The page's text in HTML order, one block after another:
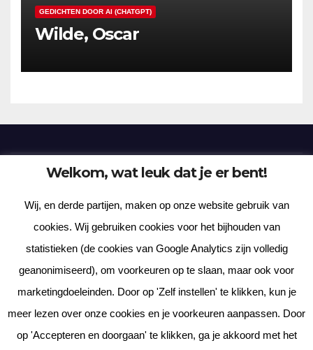
GEDICHTEN DOOR AI (CHATGPT)
Wilde, Oscar
Frenzy Plantation
Korte verhalen, kortere gedichten, lange gedachten
Met trots aangedreven door WordPress
Thema: News Way door
Themeansar.
Welkom, wat leuk dat je er bent!
Wij, en derde partijen, maken op onze website gebruik van
cookies. Wij gebruiken cookies voor het bijhouden van
statistieken (de cookies van Google Analytics zijn volledig
geanonimiseerd), om voorkeuren op te slaan, maar ook voor
marketingdoeleinden. Door op 'Zelf instellen' te klikken, kun je
meer lezen over onze cookies en je voorkeuren aanpassen. Door
op 'Accepteren en doorgaan' te klikken, ga je akkoord met het